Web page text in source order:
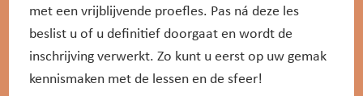
met een vrijblijvende proefles. Pas ná deze les
beslist u of u definitief doorgaat en wordt de
inschrijving verwerkt. Zo kunt u eerst op uw gemak
kennismaken met de lessen en de sfeer!